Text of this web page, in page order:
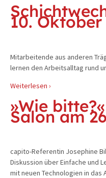
10. Oktober
Mitarbeitende aus anderen
lernen den Arbeitsalltag rund
Weiterlesen ›
»Wie
Salon am
capito-Referentin Josephine
Diskussion über Einfache und
mit neuen Technologien in das